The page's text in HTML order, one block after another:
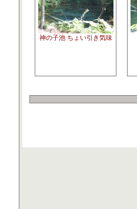
神の子池 ちょい引き気味